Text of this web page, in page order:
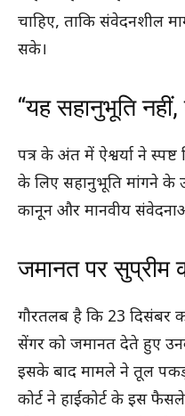
चाहिए, ताकि संवेदनशील
सके।
“यह सहानुभूति
पत्र के अंत में ऐश्वर्या ने
के लिए सहानुभूति मांगने के
कानून और मानवीय
जमानत पर सुप्रीम
गौरतलब है कि 23 दिसंबर
सेंगर को जमानत देते हुए
इसके बाद मामले ने तूल
कोर्ट ने हाईकोर्ट के इस